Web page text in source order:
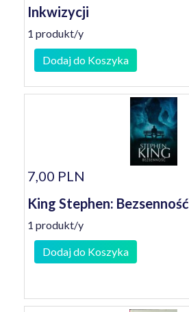
Inkwizycji
1 produkt/y
Dodaj do Koszyka
7,00 PLN
King Stephen: Bezsenność
1 produkt/y
Dodaj do Koszyka